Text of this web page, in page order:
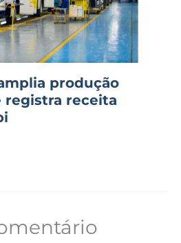
produção
registra receita